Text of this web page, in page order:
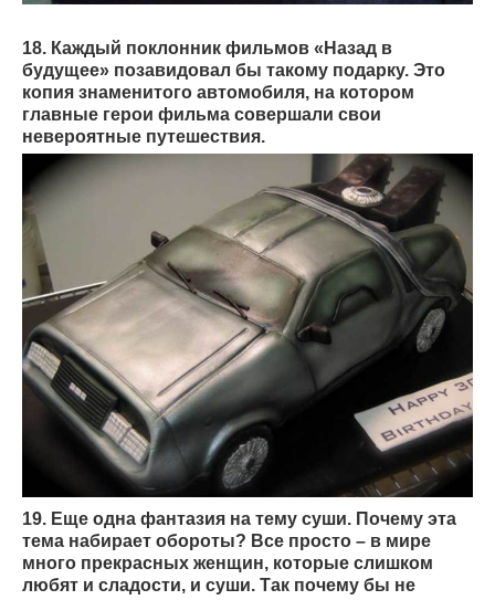
18. Каждый поклонник фильмов «Назад в
будущее» позавидовал бы такому подарку. Это
копия знаменитого автомобиля, на котором
главные герои фильма совершали свои
невероятные путешествия.
19. Еще одна фантазия на тему суши. Почему эта
тема набирает обороты? Все просто – в мире
много прекрасных женщин, которые слишком
любят и сладости, и суши. Так почему бы не